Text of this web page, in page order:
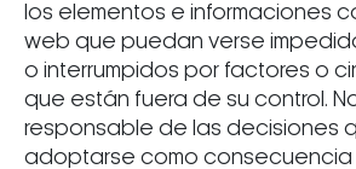
los elementos e informaciones
web que puedan verse
o interrumpidos por factores o
que están fuera de su control.
responsable de las decisiones
adoptarse como